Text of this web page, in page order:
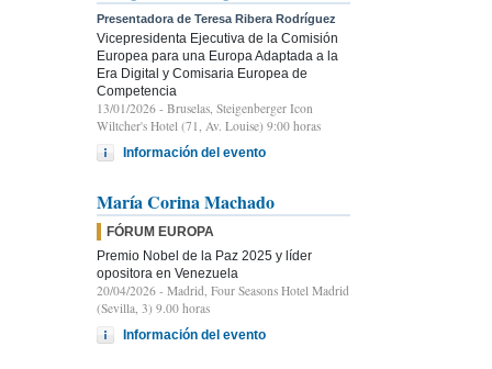
Presentadora de Teresa Ribera Rodríguez
Vicepresidenta Ejecutiva de la Comisión
Europea para una Europa Adaptada a la
Era Digital y Comisaria Europea de
Competencia
13/01/2026 - Bruselas, Steigenberger Icon
Wiltcher's Hotel (71, Av. Louise) 9:00 horas
Información del evento
María Corina Machado
FÓRUM EUROPA
Premio Nobel de la Paz 2025 y líder
opositora en Venezuela
20/04/2026 - Madrid, Four Seasons Hotel Madrid
(Sevilla, 3) 9.00 horas
Información del evento